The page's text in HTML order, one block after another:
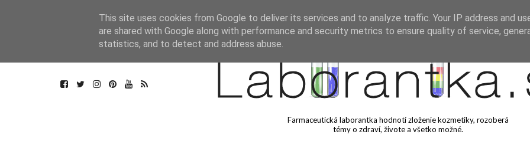
Farmaceutická laborantka hodnotí zloženie kozmetiky, rozoberá
témy o zdraví, živote a všetko možné.
This site uses cookies from Google to deliver its services and to analyze traffic. Your IP address and
are shared with Google along with performance and security metrics to ensure quality of service,
statistics, and to detect and address abuse.